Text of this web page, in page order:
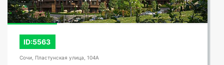
ID:5563
Сочи, Пластунская улица, 104А